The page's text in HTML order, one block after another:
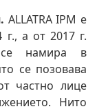
ALLATRA IPM е
а от 2017 г.
се намира в
се позовава
частно лице
Нито